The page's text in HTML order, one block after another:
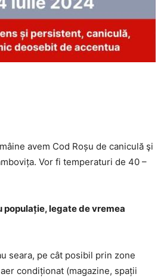
avem Cod Roșu de caniculă şi
Vor fi temperaturi de 40 –
legate de vremea
seara, pe cât posibil prin zone
condiționat (magazine, spații